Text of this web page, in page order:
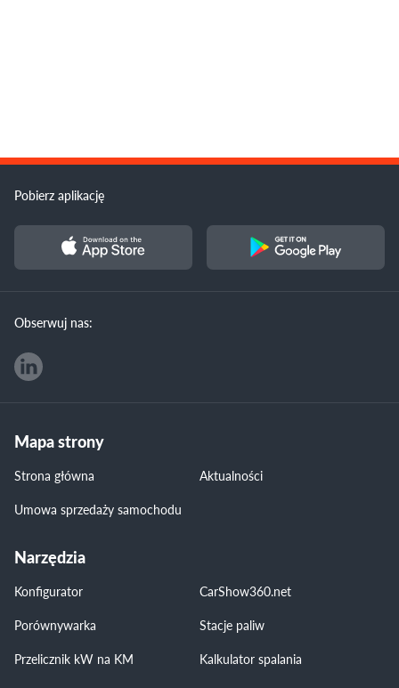
Pobierz aplikację
Obserwuj nas:
Mapa strony
Strona główna
Aktualności
Umowa sprzedaży samochodu
Narzędzia
Konfigurator
CarShow360.net
Porównywarka
Stacje paliw
Przelicznik kW na KM
Kalkulator spalania